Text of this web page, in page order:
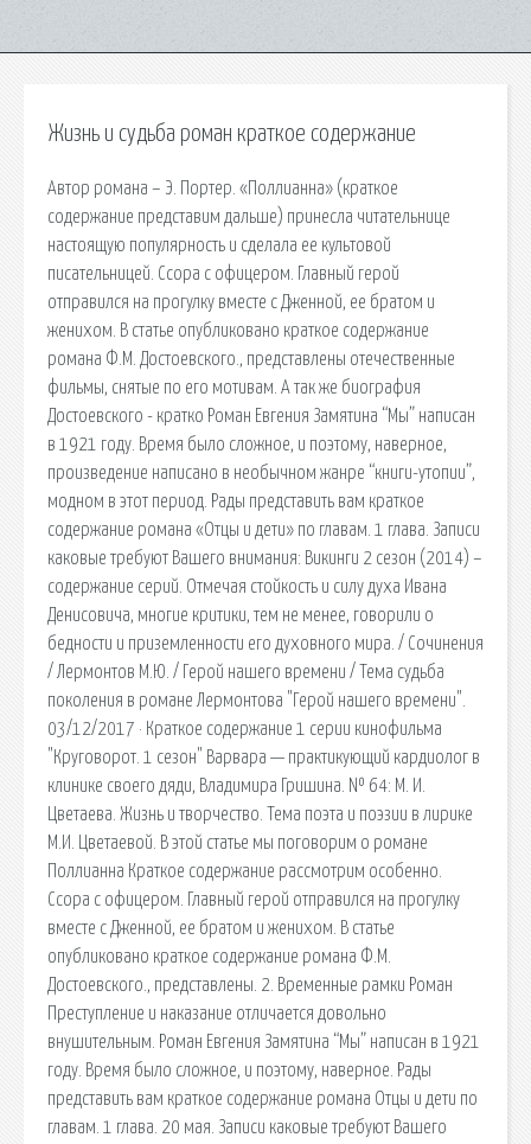
Жизнь и судьба роман краткое содержание
Автор романа – Э. Портер. «Поллианна» (краткое
содержание представим дальше) принесла читательнице
настоящую популярность и сделала ее культовой
писательницей. Ссора с офицером. Главный герой
отправился на прогулку вместе с Дженной, ее братом и
женихом. В статье опубликовано краткое содержание
романа Ф.М. Достоевского., представлены отечественные
фильмы, снятые по его мотивам. А так же биография
Достоевского - кратко Роман Евгения Замятина “Мы” написан
в 1921 году. Время было сложное, и поэтому, наверное,
произведение написано в необычном жанре “книги-утопии”,
модном в этот период. Рады представить вам краткое
содержание романа «Отцы и дети» по главам. 1 глава. Записи
каковые требуют Вашего внимания: Викинги 2 сезон (2014) –
содержание серий. Отмечая стойкость и силу духа Ивана
Денисовича, многие критики, тем не менее, говорили о
бедности и приземленности его духовного мира. / Сочинения
/ Лермонтов М.Ю. / Герой нашего времени / Тема судьба
поколения в романе Лермонтова "Герой нашего времени".
03/12/2017 · Краткое содержание 1 серии кинофильма
"Круговорот. 1 сезон" Варвара — практикующий кардиолог в
клинике своего дяди, Владимира Гришина. № 64: М. И.
Цветаева. Жизнь и творчество. Тема поэта и поэзии в лирике
М.И. Цветаевой. В этой статье мы поговорим о романе
Поллианна Краткое содержание рассмотрим особенно.
Ссора с офицером. Главный герой отправился на прогулку
вместе с Дженной, ее братом и женихом. В статье
опубликовано краткое содержание романа Ф.М.
Достоевского., представлены. 2. Временные рамки Роман
Преступление и наказание отличается довольно
внушительным. Роман Евгения Замятина “Мы” написан в 1921
году. Время было сложное, и поэтому, наверное. Рады
представить вам краткое содержание романа Отцы и дети по
главам. 1 глава. 20 мая. Записи каковые требуют Вашего